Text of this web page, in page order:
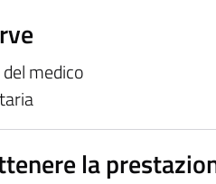
medico
la